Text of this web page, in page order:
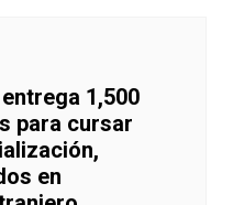
1,500
para cursar
en